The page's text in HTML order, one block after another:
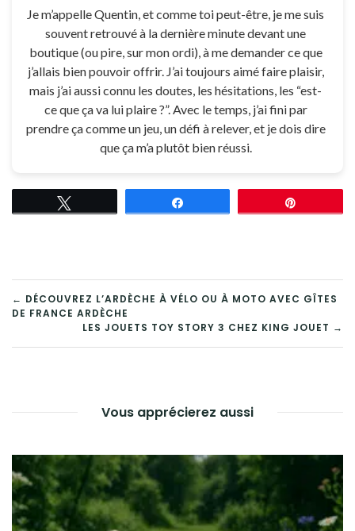
Je m’appelle Quentin, et comme toi peut-être, je me suis
souvent retrouvé à la dernière minute devant une
boutique (ou pire, sur mon ordi), à me demander ce que
j’allais bien pouvoir offrir. J’ai toujours aimé faire plaisir,
mais j’ai aussi connu les doutes, les hésitations, les “est-
ce que ça va lui plaire ?”. Avec le temps, j’ai fini par
prendre ça comme un jeu, un défi à relever, et je dois dire
que ça m’a plutôt bien réussi.
NAVIGATION
DE
← DÉCOUVREZ L’ARDÈCHE À VÉLO OU À MOTO AVEC GÎTES
DE FRANCE ARDÈCHE
LES JOUETS TOY STORY 3 CHEZ KING JOUET →
Vous apprécierez aussi